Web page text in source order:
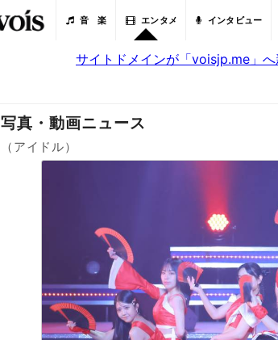
音 楽 エンタメ インタビュー
サイトドメインが「voisjp.me」へ
写真・動画ニュース
（アイドル）